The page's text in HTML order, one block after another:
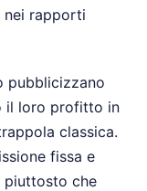
nei rapporti
pubblicizzano
il loro profitto in
classica.
fissa e
piuttosto che